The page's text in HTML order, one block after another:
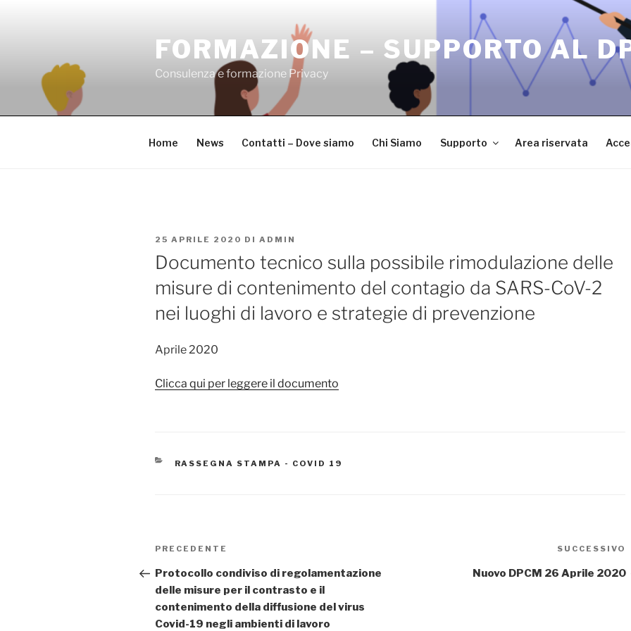
FORMAZIONE – SUPPORTO AL
Consulenza e formazione Privacy
Home News Contatti – Dove siamo Chi Siamo Supporto Area riservata
PUBBLICATO
IL
25 APRILE 2020 DI ADMIN
Documento tecnico sulla possibile rimodulazione delle
misure di contenimento del contagio da SARS-CoV-2
nei luoghi di lavoro e strategie di prevenzione
Aprile 2020
Clicca qui per leggere il documento
CATEGORIE
RASSEGNA STAMPA - COVID 19
Navigazione
articoli
Articolo
PRECEDENTE
Protocollo condiviso di regolamentazione
delle misure per il contrasto e il
contenimento della diffusione del virus
Covid-19 negli ambienti di lavoro
SUCCESSIVO
Nuovo DPCM 26 Aprile 2020